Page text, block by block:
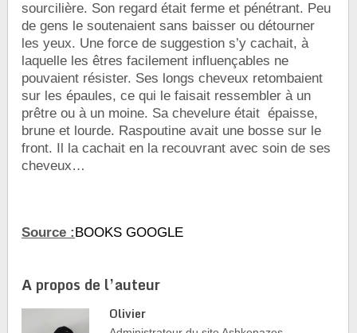
sourcilière. Son regard était ferme et pénétrant. Peu
de gens le soutenaient sans baisser ou détourner
les yeux. Une force de suggestion s’y cachait, à
laquelle les êtres facilement influençables ne
pouvaient résister. Ses longs cheveux retombaient
sur les épaules, ce qui le faisait ressembler à un
prêtre ou à un moine. Sa chevelure était épaisse,
brune et lourde. Raspoutine avait une bosse sur le
front. Il la cachait en la recouvrant avec soin de ses
cheveux…
Source : BOOKS GOOGLE
A propos de l’auteur
Olivier